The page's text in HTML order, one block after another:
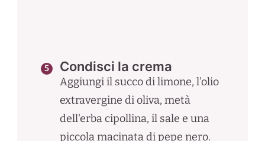
Condisci la crema
Aggiungi il succo di limone, l'olio
extravergine di oliva, metà
dell'erba cipollina, il sale e una
piccola macinata di pepe nero.